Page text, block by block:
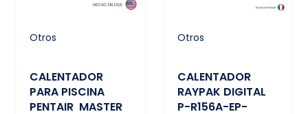
Otros
CALENTADOR
PARA PISCINA
PENTAIR MASTER
Otros
CALENTADOR
RAYPAK DIGITAL
P-R156A-EP-